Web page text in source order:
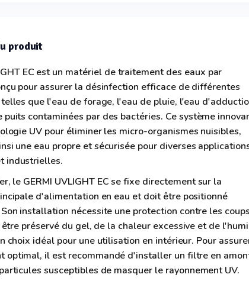
produit
EC est un matériel de traitement des eaux par
pour assurer la désinfection efficace de différentes
que l'eau de forage, l'eau de pluie, l'eau
puits contaminées par des bactéries. Ce système
UV pour éliminer les micro-organismes nuisibles,
une eau propre et sécurisée pour diverses
industrielles.
le GERMI UVLIGHT EC se fixe directement sur la
d'alimentation en eau et doit être positionné
installation nécessite une protection contre les
préservé du gel, de la chaleur excessive et de
choix idéal pour une utilisation en intérieur. Pour
optimal, il est recommandé d'installer un filtre en
susceptibles de masquer le rayonnement UV.